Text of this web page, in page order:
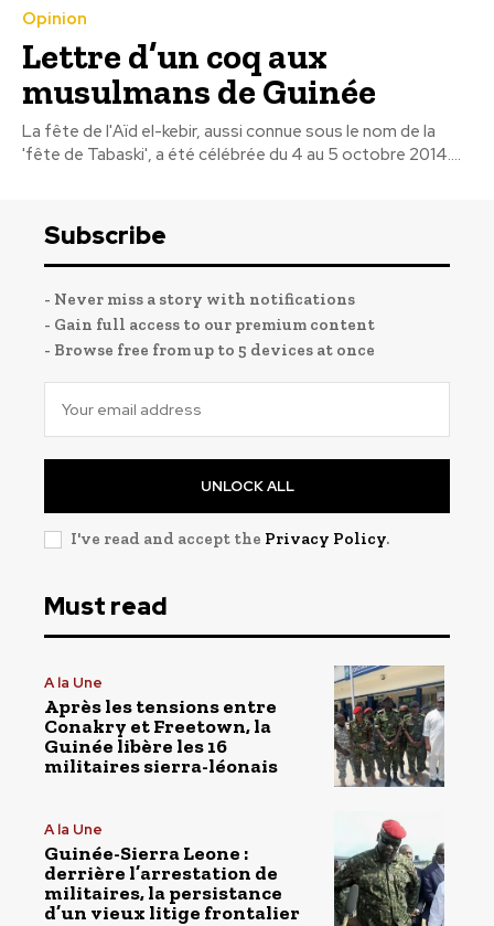
Opinion
Lettre d’un coq aux
musulmans de Guinée
La fête de l'Aïd el-kebir, aussi connue sous le nom de la
'fête de Tabaski', a été célébrée du 4 au 5 octobre 2014....
Subscribe
- Never miss a story with notifications
- Gain full access to our premium content
- Browse free from up to 5 devices at once
UNLOCK ALL
I've read and accept the Privacy Policy.
Must read
A la Une
Après les tensions entre
Conakry et Freetown, la
Guinée libère les 16
militaires sierra-léonais
A la Une
Guinée-Sierra Leone :
derrière l’arrestation de
militaires, la persistance
d’un vieux litige frontalier